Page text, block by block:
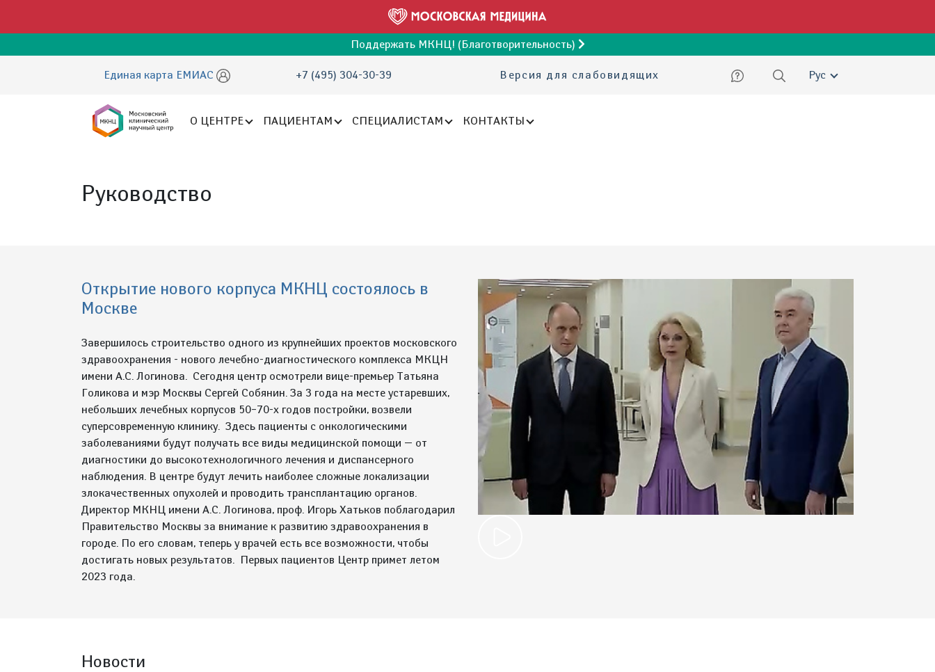
Поддержать МКНЦ! (Благотворительность)
Единая карта ЕМИАС +7 (495) 304-30-39 Версия для слабовидящих Русский
О ЦЕНТРЕ ПАЦИЕНТАМ СПЕЦИАЛИСТАМ КОНТАКТЫ
Руководство
Открытие нового корпуса МКНЦ состоялось в
Москве
Завершилось строительство одного из крупнейших проектов московского
здравоохранения - нового лечебно-диагностического комплекса МКЦН
имени А.С. Логинова. Сегодня центр осмотрели вице-премьер Татьяна
Голикова и мэр Москвы Сергей Собянин. За 3 года на месте устаревших,
небольших лечебных корпусов 50–70-х годов постройки, возвели
суперсовременную клинику. Здесь пациенты с онкологическими
заболеваниями будут получать все виды медицинской помощи — от
диагностики до высокотехнологичного лечения и диспансерного
наблюдения. В центре будут лечить наиболее сложные локализации
злокачественных опухолей и проводить трансплантацию органов.
Директор МКНЦ имени А.С. Логинова, проф. Игорь Хатьков поблагодарил
Правительство Москвы за внимание к развитию здравоохранения в
городе. По его словам, теперь у врачей есть все возможности, чтобы
достигать новых результатов. Первых пациентов Центр примет летом
2023 года.
Новости